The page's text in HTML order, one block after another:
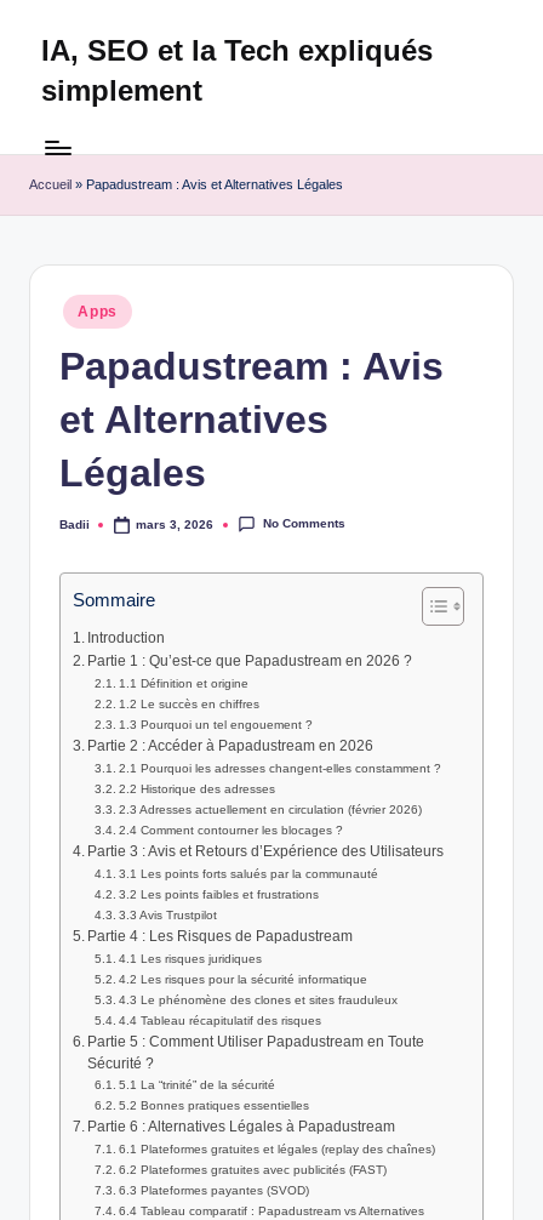
IA, SEO et la Tech expliqués
simplement
est
votre
destination
pour
l'actualité
tech.
Découvrez
des
experts,
les
dernières
innovations
Accueil » Papadustream : Avis et Alternatives Légales
Posted
in
Apps
Papadustream : Avis
et Alternatives
Légales
Posted
Badii mars 3, 2026 No Comments
Sommaire
Introduction
Partie 1 : Qu’est-ce que Papadustream en 2026 ?
1.1 Définition et origine
1.2 Le succès en chiffres
1.3 Pourquoi un tel engouement ?
Partie 2 : Accéder à Papadustream en 2026
2.1 Pourquoi les adresses changent-elles constamment ?
2.2 Historique des adresses
2.3 Adresses actuellement en circulation (février 2026)
2.4 Comment contourner les blocages ?
Partie 3 : Avis et Retours d’Expérience des Utilisateurs
3.1 Les points forts salués par la communauté
3.2 Les points faibles et frustrations
3.3 Avis Trustpilot
Partie 4 : Les Risques de Papadustream
4.1 Les risques juridiques
4.2 Les risques pour la sécurité informatique
4.3 Le phénomène des clones et sites frauduleux
4.4 Tableau récapitulatif des risques
Partie 5 : Comment Utiliser Papadustream en Toute
Sécurité ?
5.1 La “trinité” de la sécurité
5.2 Bonnes pratiques essentielles
Partie 6 : Alternatives Légales à Papadustream
6.1 Plateformes gratuites et légales (replay des chaînes)
6.2 Plateformes gratuites avec publicités (FAST)
6.3 Plateformes payantes (SVOD)
6.4 Tableau comparatif : Papadustream vs Alternatives